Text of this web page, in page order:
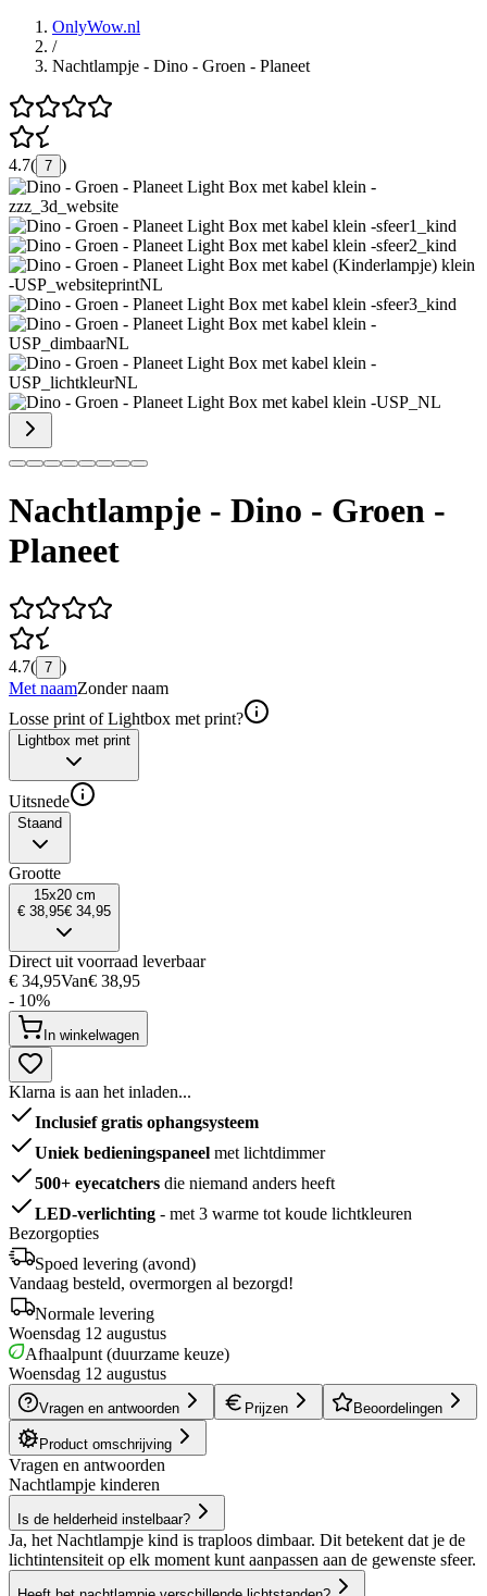
OnlyWow.nl
/
Nachtlampje - Dino - Groen - Planeet
4.7( 7 )
Nachtlampje - Dino - Groen -
Planeet
4.7( 7 )
Met naamZonder naam
Losse print of Lightbox met print?
Lightbox met print
Uitsnede
Staand
Grootte
15x20 cm
€ 38,95€ 34,95
Direct uit voorraad leverbaar
€ 34,95Van€ 38,95
- 10%
In winkelwagen
Klarna is aan het inladen...
Inclusief gratis ophangsysteem
Uniek bedieningspaneel met lichtdimmer
500+ eyecatchers die niemand anders heeft
LED-verlichting - met 3 warme tot koude lichtkleuren
Bezorgopties
Spoed levering (avond)
Vandaag besteld, overmorgen al bezorgd!
Normale levering
Woensdag 12 augustus
Afhaalpunt (duurzame keuze)
Woensdag 12 augustus
Vragen en antwoorden Prijzen Beoordelingen
Product omschrijving
Vragen en antwoorden
Nachtlampje kinderen
Is de helderheid instelbaar?
Ja, het Nachtlampje kind is traploos dimbaar. Dit betekent dat je de
lichtintensiteit op elk moment kunt aanpassen aan de gewenste sfeer.